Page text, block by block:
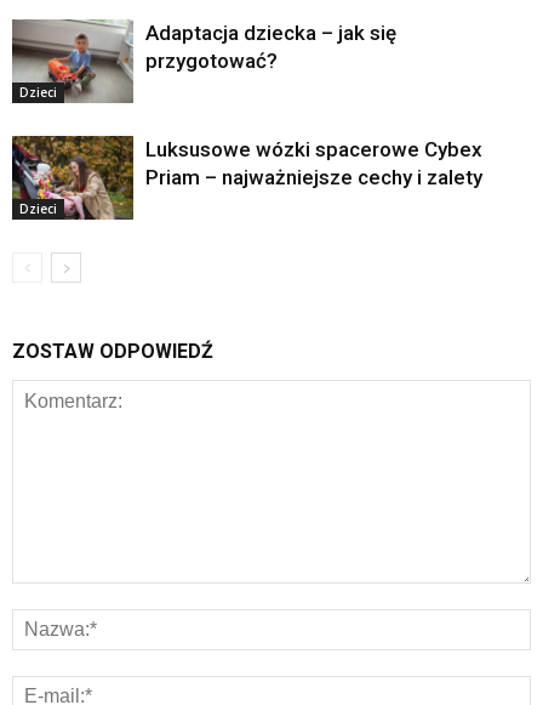
Dzieci
Adaptacja dziecka – jak się
przygotować?
Dzieci
Luksusowe wózki spacerowe Cybex
Priam – najważniejsze cechy i zalety
ZOSTAW ODPOWIEDŹ